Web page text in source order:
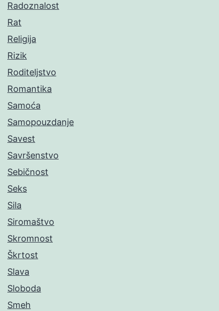
Radoznalost
Rat
Religija
Rizik
Roditeljstvo
Romantika
Samoća
Samopouzdanje
Savest
Savršenstvo
Sebičnost
Seks
Sila
Siromaštvo
Skromnost
Škrtost
Slava
Sloboda
Smeh